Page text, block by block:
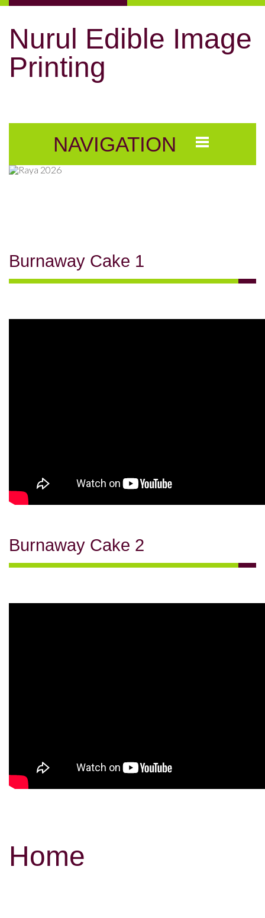
Nurul Edible Image
Printing
NAVIGATION
Burnaway Cake 1
Burnaway Cake 2
Home